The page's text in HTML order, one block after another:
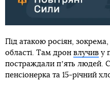
Під атакою росіян,
області. Там дрон влучив у
постраждали пʼять людей.
пенсіонерка та 15-річний